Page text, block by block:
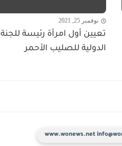
نوفمبر 25, 2021
تعيين أول امرأة رئيسة للجنة
الدولية للصليب الأحمر